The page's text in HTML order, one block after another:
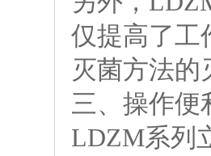
仅提高了工
灭菌方法
三、操作便
LDZM系列